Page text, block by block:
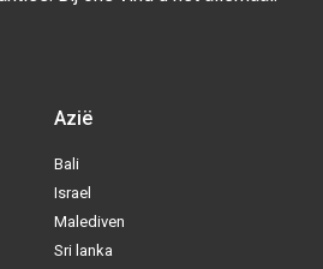
Azië
Bali
Israel
Malediven
Sri lanka